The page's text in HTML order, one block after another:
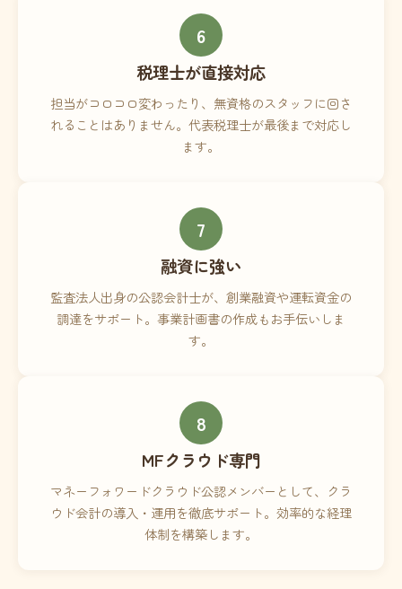
6
税理士が直接対応
担当がコロコロ変わったり、無資格のスタッフに回さ
れることはありません。代表税理士が最後まで対応し
ます。
7
融資に強い
監査法人出身の公認会計士が、創業融資や運転資金の
調達をサポート。事業計画書の作成もお手伝いしま
す。
8
MFクラウド専門
マネーフォワードクラウド公認メンバーとして、クラ
ウド会計の導入・運用を徹底サポート。効率的な経理
体制を構築します。